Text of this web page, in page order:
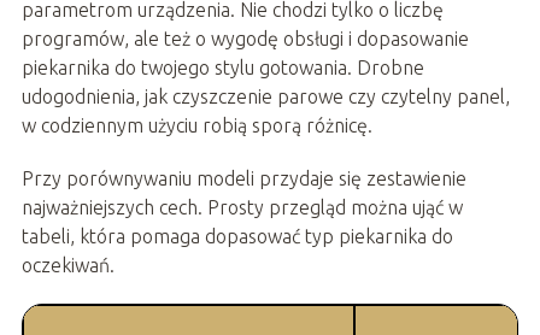
parametrom urządzenia. Nie chodzi tylko o liczbę
programów, ale też o wygodę obsługi i dopasowanie
piekarnika do twojego stylu gotowania. Drobne
udogodnienia, jak czyszczenie parowe czy czytelny panel,
w codziennym użyciu robią sporą różnicę.
Przy porównywaniu modeli przydaje się zestawienie
najważniejszych cech. Prosty przegląd można ująć w
tabeli, która pomaga dopasować typ piekarnika do
oczekiwań.